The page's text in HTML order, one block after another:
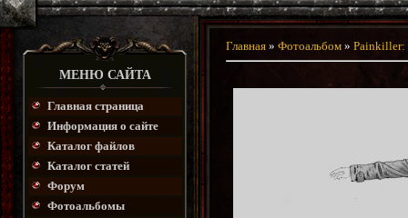
МЕНЮ САЙТА
Главная страница
Информация о сайте
Каталог файлов
Каталог статей
Форум
Фотоальбомы
Главная » Фотоальбом » Painkiller: